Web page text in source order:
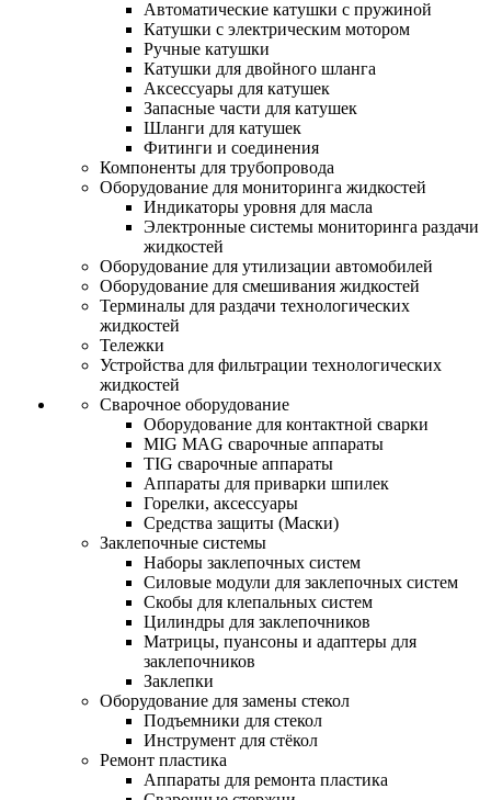
Автоматические катушки с пружиной
Катушки с электрическим мотором
Ручные катушки
Катушки для двойного шланга
Аксессуары для катушек
Запасные части для катушек
Шланги для катушек
Фитинги и соединения
Компоненты для трубопровода
Оборудование для мониторинга жидкостей
Индикаторы уровня для масла
Электронные системы мониторинга раздачи
жидкостей
Оборудование для утилизации автомобилей
Оборудование для смешивания жидкостей
Терминалы для раздачи технологических
жидкостей
Тележки
Устройства для фильтрации технологических
жидкостей
Сварочное оборудование
Оборудование для контактной сварки
MIG MAG сварочные аппараты
TIG сварочные аппараты
Аппараты для приварки шпилек
Горелки, аксессуары
Средства защиты (Маски)
Заклепочные системы
Наборы заклепочных систем
Силовые модули для заклепочных систем
Скобы для клепальных систем
Цилиндры для заклепочников
Матрицы, пуансоны и адаптеры для
заклепочников
Заклепки
Оборудование для замены стекол
Подъемники для стекол
Инструмент для стёкол
Ремонт пластика
Аппараты для ремонта пластика